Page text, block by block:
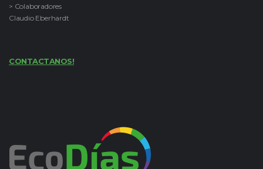
> Colaboradores
Claudio Eberhardt
CONTACTANOS!